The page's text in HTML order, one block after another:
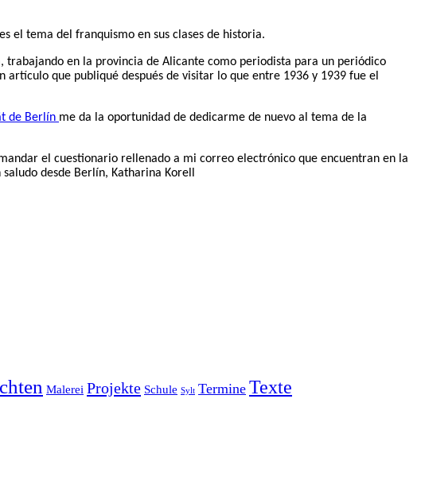
el tema del franquismo en sus clases de historia.
, trabajando en la provincia de Alicante como periodista para un periódico
que publiqué después de visitar lo que entre 1936 y 1939 fue el
de Berlín me da la oportunidad de dedicarme de nuevo al tema de la
el cuestionario rellenado a mi correo electrónico que encuentran en la
desde Berlín, Katharina Korell
Malerei Projekte Schule Sylt Termine Texte